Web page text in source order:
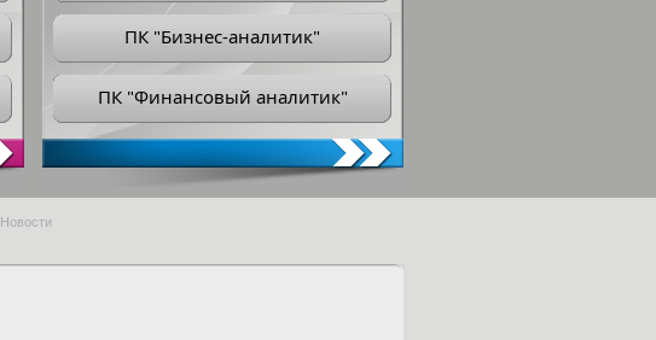
ПК "Бизнес-аналитик"
ПК "Финансовый аналитик"
Новости